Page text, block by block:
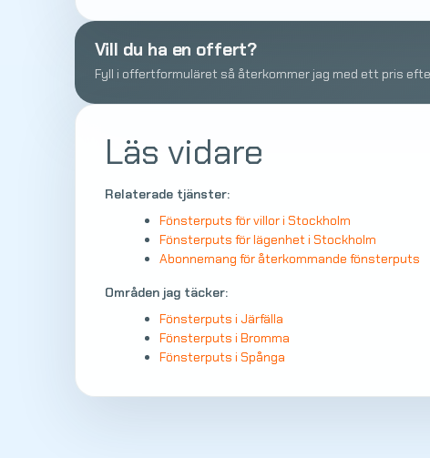
Vill du ha en offert?
Fyll i offertformuläret så återkommer jag med ett pris
Läs vidare
Relaterade tjänster:
Fönsterputs för villor i Stockholm
Fönsterputs för lägenhet i Stockholm
Abonnemang för återkommande fönsterputs
Områden jag täcker:
Fönsterputs i Järfälla
Fönsterputs i Bromma
Fönsterputs i Spånga